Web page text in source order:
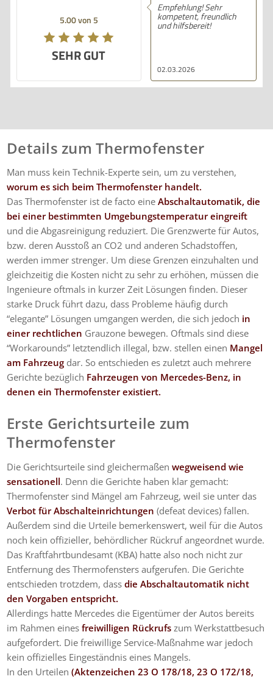
5.00 von 5
SEHR GUT
02.03.2026
Empfehlung! Sehr
kompetent, freundlich
und hilfsbereit!
Details zum Thermofenster
Man muss kein Technik-Experte sein, um zu verstehen,
worum es sich beim Thermofenster handelt.
Das Thermofenster ist de facto eineAbschaltautomatik, die
bei einer bestimmten Umgebungstemperatur eingreift
und die Abgasreinigung reduziert. Die Grenzwerte für Autos,
bzw. deren Ausstoß an CO2 und anderen Schadstoffen,
werden immer strenger. Um diese Grenzen einzuhalten und
gleichzeitig die Kosten nicht zu sehr zu erhöhen, müssen die
Ingenieure oftmals in kurzer Zeit Lösungen finden. Dieser
starke Druck führt dazu, dass Probleme häufig durch
“elegante” Lösungen umgangen werden, die sich jedoch in
einer rechtlichen Grauzone bewegen. Oftmals sind diese
“Workarounds” letztendlich illegal, bzw. stellen einen Mangel
am Fahrzeug dar. So entschieden es zuletzt auch mehrere
Gerichte bezüglich Fahrzeugen von Mercedes-Benz, in
denen ein Thermofenster existiert.
Erste Gerichtsurteile zum
Thermofenster
Die Gerichtsurteile sind gleichermaßenwegweisend wie
sensationell. Denn die Gerichte haben klar gemacht:
Thermofenster sind Mängel am Fahrzeug, weil sie unter das
Verbot für Abschalteinrichtungen (defeat devices) fallen.
Außerdem sind die Urteile bemerkenswert, weil für die Autos
noch kein offizieller, behördlicher Rückruf angeordnet wurde.
Das Kraftfahrtbundesamt (KBA) hatte also noch nicht zur
Entfernung des Thermofensters aufgerufen. Die Gerichte
entschieden trotzdem, dassdie Abschaltautomatik nicht
den Vorgaben entspricht.
Allerdings hatte Mercedes die Eigentümer der Autos bereits
im Rahmen einesfreiwilligen Rückrufs zum Werkstattbesuch
aufgefordert. Die freiwillige Service-Maßnahme war jedoch
kein offizielles Eingeständnis eines Mangels.
In den Urteilen(Aktenzeichen 23 O 178/18, 23 O 172/18,